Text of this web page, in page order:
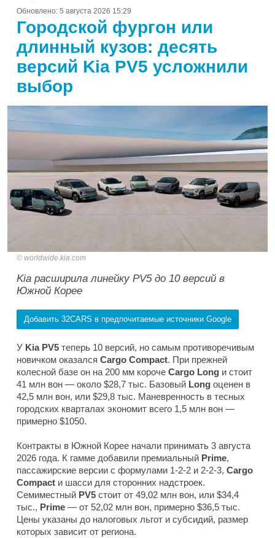
Обновлено: 5 августа 2026 15:29
Городской фургон или
длинный кузов: десять
версий Kia PV5 усложнили
выбор
worldwide.kia.com
Kia расширила линейку PV5 до 10 версий в
Южной Корее
Добавить 32CARS в предпочитаемые источники Google
У Kia PV5 теперь 10 версий, но самым противоречивым
новичком оказался Cargo Compact. При прежней
колесной базе он на 200 мм короче Cargo Long и стоит
41 млн вон — около $28,7 тыс. Базовый Long оценен в
42,5 млн вон, или $29,8 тыс. Маневренность в тесных
городских кварталах экономит всего 1,5 млн вон —
примерно $1050.
Контракты в Южной Корее начали принимать 3 августа
2026 года. К гамме добавили премиальный Prime,
пассажирские версии с формулами 1-2-2 и 2-2-3, Cargo
Compact и шасси для сторонних надстроек.
Семиместный PV5 стоит от 49,02 млн вон, или $34,4
тыс., Prime — от 52,02 млн вон, примерно $36,5 тыс.
Цены указаны до налоговых льгот и субсидий, размер
которых зависит от региона.